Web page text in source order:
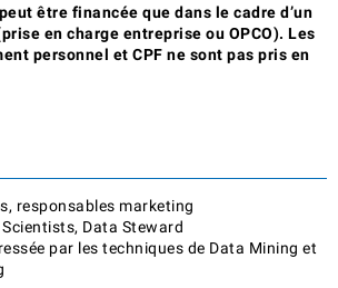
être financée que dans le cadre d’un
en charge entreprise ou OPCO). Les
personnel et CPF ne sont pas pris en
responsables marketing
Data Steward
par les techniques de Data Mining et